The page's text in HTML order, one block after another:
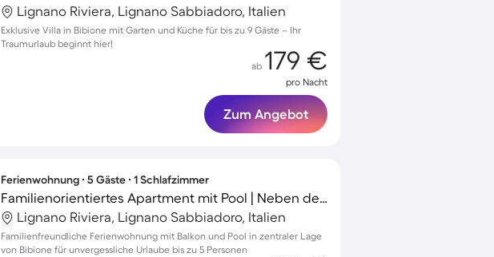
Lignano Riviera, Lignano Sabbiadoro, Italien
Exklusive Villa in Bibione mit Garten und Küche für bis zu 9 Gäste – Ihr
Traumurlaub beginnt hier!
ab 179 €
pro Nacht
Zum Angebot
Ferienwohnung ∙ 5 Gäste ∙ 1 Schlafzimmer
Familienorientiertes Apartment mit Pool | Neben dem Strand
Lignano Riviera, Lignano Sabbiadoro, Italien
Familienfreundliche Ferienwohnung mit Balkon und Pool in zentraler Lage
von Bibione für unvergessliche Urlaube bis zu 5 Personen